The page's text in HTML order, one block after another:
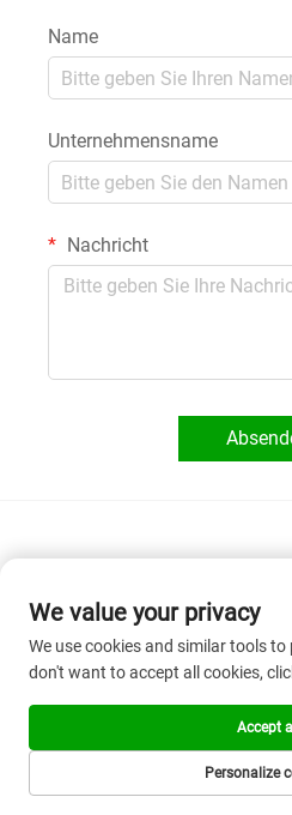
Name
Unternehmensname
Nachricht
Add: Zimmer 201, Gebäude 1, Nr. 17,
Liaobu, Stadt Dongguan, Provinz
We value your privacy
We use cookies and similar tools
don't want to accept all cookies,
Personalize
Accept all